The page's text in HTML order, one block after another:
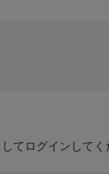
てログインしてく